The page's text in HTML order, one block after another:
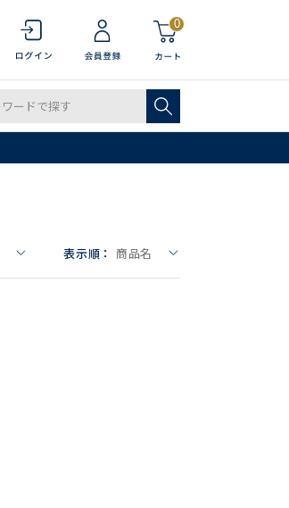
0
表示順： 商品名